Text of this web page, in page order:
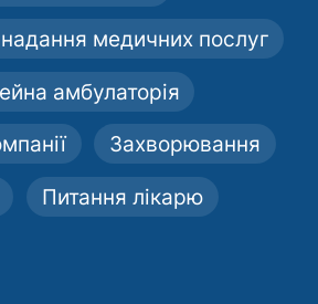
медичних послуг
амбулаторія
Захворювання
Питання лікарю